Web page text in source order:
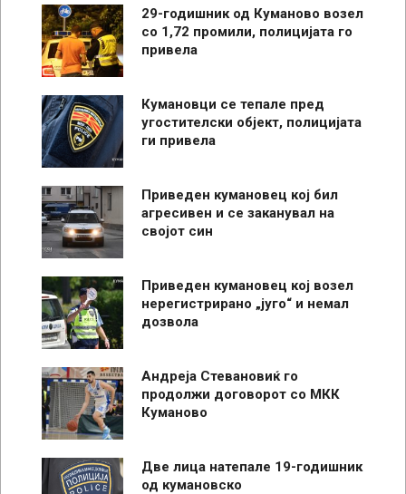
29-годишник од Куманово возел
со 1,72 промили, полицијата го
привела
Кумановци се тепале пред
угостителски објект, полицијата
ги привела
Приведен кумановец кој бил
агресивен и се заканувал на
својот син
Приведен кумановец кој возел
нерегистрирано „југо“ и немал
дозвола
Андреја Стевановиќ го
продолжи договорот со МКК
Куманово
Две лица натепале 19-годишник
од кумановско